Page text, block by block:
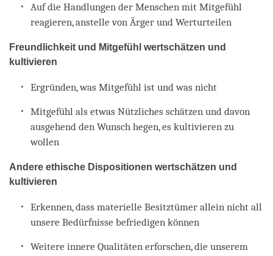
Auf die Handlungen der Menschen mit Mitgefühl
reagieren, anstelle von Ärger und Werturteilen
Freundlichkeit und Mitgefühl wertschätzen und
kultivieren
Ergründen, was Mitgefühl ist und was nicht
Mitgefühl als etwas Nützliches schätzen und davon
ausgehend den Wunsch hegen, es kultivieren zu
wollen
Andere ethische Dispositionen wertschätzen und
kultivieren
Erkennen, dass materielle Besitztümer allein nicht all
unsere Bedürfnisse befriedigen können
Weitere innere Qualitäten erforschen, die unserem